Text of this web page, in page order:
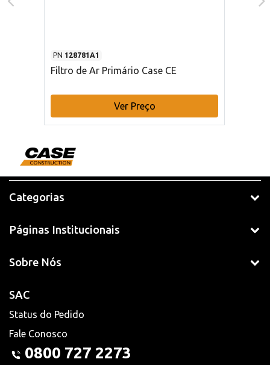
PN 128781A1
Filtro de Ar Primário Case CE
Ver Preço
Categorias
Páginas Institucionais
Sobre Nós
SAC
Status do Pedido
Fale Conosco
0800 727 2273